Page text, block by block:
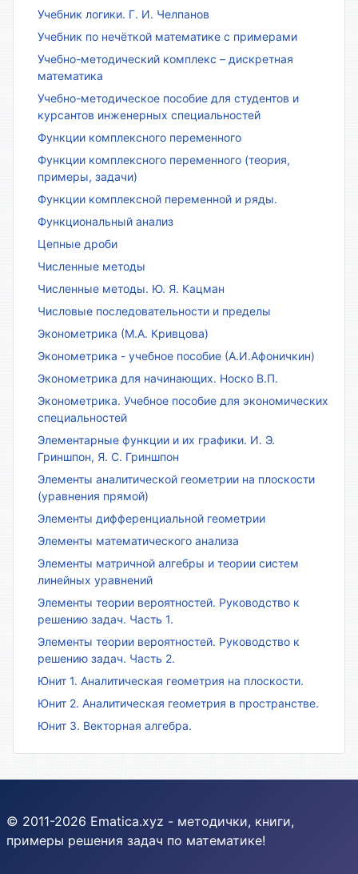
Учебник логики. Г. И. Челпанов
Учебник по нечёткой математике с примерами
Учебно-методический комплекс – дискретная
математика
Учебно-методическое пособие для студентов и
курсантов инженерных специальностей
Функции комплексного переменного
Функции комплексного переменного (теория,
примеры, задачи)
Функции комплексной переменной и ряды.
Функциональный анализ
Цепные дроби
Численные методы
Численные методы. Ю. Я. Кацман
Числовые последовательности и пределы
Эконометрика (М.А. Кривцова)
Эконометрика - учебное пособие (А.И.Афоничкин)
Эконометрика для начинающих. Носко В.П.
Эконометрика. Учебное пособие для экономических
специальностей
Элементарные функции и их графики. И. Э.
Гриншпон, Я. С. Гриншпон
Элементы аналитической геометрии на плоскости
(уравнения прямой)
Элементы дифференциальной геометрии
Элементы математического анализа
Элементы матричной алгебры и теории систем
линейных уравнений
Элементы теории вероятностей. Руководство к
решению задач. Часть 1.
Элементы теории вероятностей. Руководство к
решению задач. Часть 2.
Юнит 1. Аналитическая геометрия на плоскости.
Юнит 2. Аналитическая геометрия в пространстве.
Юнит 3. Векторная алгебра.
© 2011-2026 Ematica.xyz - методички, книги,
примеры решения задач по математике!